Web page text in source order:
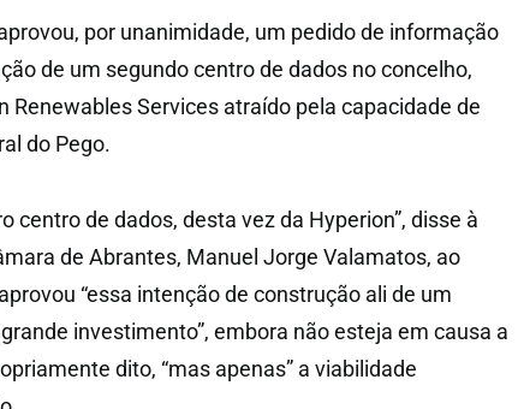
por unanimidade, um pedido de informação
de um segundo centro de dados no concelho,
Renewables Services atraído pela capacidade de
do Pego.
centro de dados, desta vez da Hyperion”, disse à
de Abrantes, Manuel Jorge Valamatos, ao
“essa intenção de construção ali de um
investimento”, embora não esteja em causa a
dito, “mas apenas” a viabilidade